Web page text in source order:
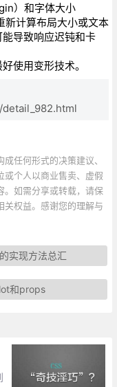
）和字体大小
新计算布局大小或文本
导致响应迟钝和卡
使用变形技术。
任何形式的决策建议、
或个人以商业售卖、虚假
。如需分享或转载，请保
关权益。感谢您的理解与
实现方法总汇
和props